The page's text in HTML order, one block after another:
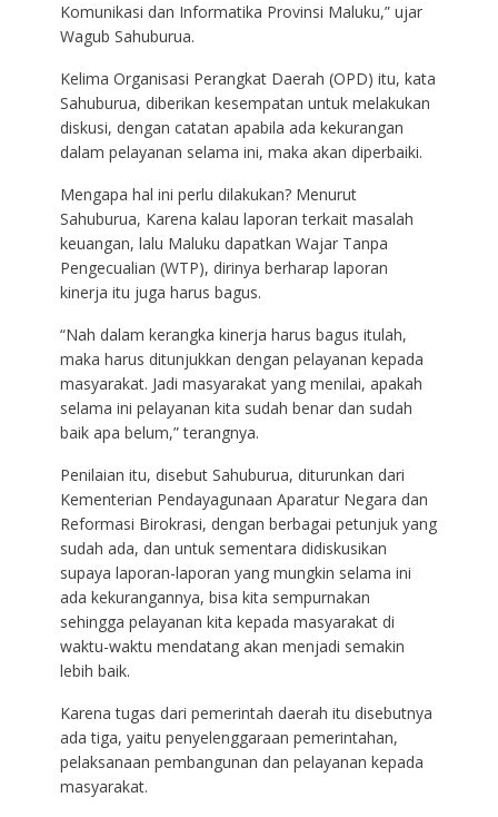
Komunikasi dan Informatika Provinsi Maluku,” ujar
Wagub Sahuburua.
Kelima Organisasi Perangkat Daerah (OPD) itu, kata
Sahuburua, diberikan kesempatan untuk melakukan
diskusi, dengan catatan apabila ada kekurangan
dalam pelayanan selama ini, maka akan diperbaiki.
Mengapa hal ini perlu dilakukan? Menurut
Sahuburua, Karena kalau laporan terkait masalah
keuangan, lalu Maluku dapatkan Wajar Tanpa
Pengecualian (WTP), dirinya berharap laporan
kinerja itu juga harus bagus.
“Nah dalam kerangka kinerja harus bagus itulah,
maka harus ditunjukkan dengan pelayanan kepada
masyarakat. Jadi masyarakat yang menilai, apakah
selama ini pelayanan kita sudah benar dan sudah
baik apa belum,” terangnya.
Penilaian itu, disebut Sahuburua, diturunkan dari
Kementerian Pendayagunaan Aparatur Negara dan
Reformasi Birokrasi, dengan berbagai petunjuk yang
sudah ada, dan untuk sementara didiskusikan
supaya laporan-laporan yang mungkin selama ini
ada kekurangannya, bisa kita sempurnakan
sehingga pelayanan kita kepada masyarakat di
waktu-waktu mendatang akan menjadi semakin
lebih baik.
Karena tugas dari pemerintah daerah itu disebutnya
ada tiga, yaitu penyelenggaraan pemerintahan,
pelaksanaan pembangunan dan pelayanan kepada
masyarakat.